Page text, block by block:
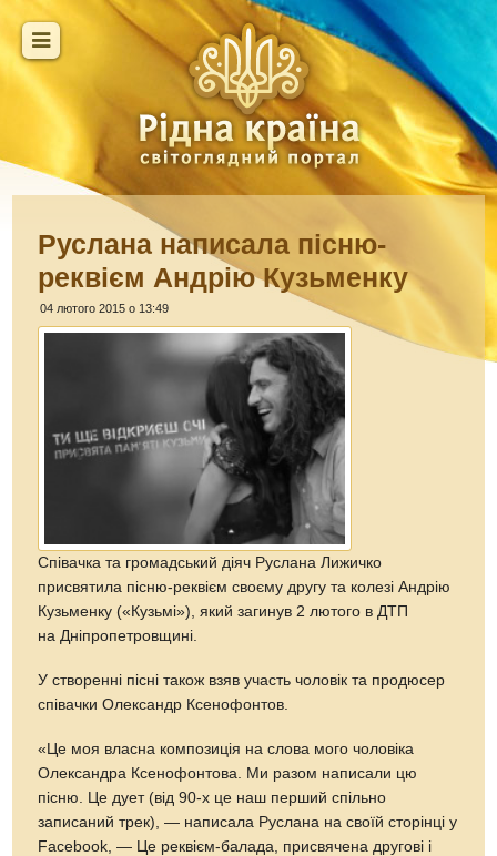
Руслана написала пісню-
реквієм Андрію Кузьменку
04 лютого 2015 о 13:49
Співачка та громадський діяч Руслана Лижичко
присвятила пісню-реквієм своєму другу та колезі Андрію
Кузьменку («Кузьмі»), який загинув 2 лютого в ДТП
на Дніпропетровщині.
У створенні пісні також взяв участь чоловік та продюсер
співачки Олександр Ксенофонтов.
«Це моя власна композиція на слова мого чоловіка
Олександра Ксенофонтова. Ми разом написали цю
пісню. Це дует (від 90-х це наш перший спільно
записаний трек), — написала Руслана на своїй сторінці у
Facebook, — Це реквієм-балада, присвячена другові і